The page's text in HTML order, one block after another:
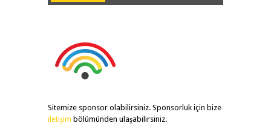
Sitemize sponsor olabilirsiniz. Sponsorluk için bize
iletişim bölümünden ulaşabilirsiniz.